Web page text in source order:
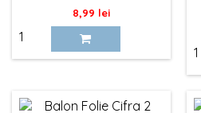
Pret
8,99 lei